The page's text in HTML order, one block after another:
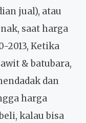
jual), atau
saat harga
2013, Ketika
& batubara,
dan
harga
kalau bisa